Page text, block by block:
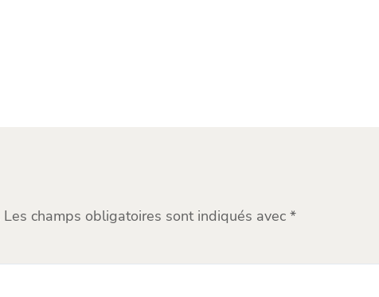
Les champs obligatoires sont indiqués avec *